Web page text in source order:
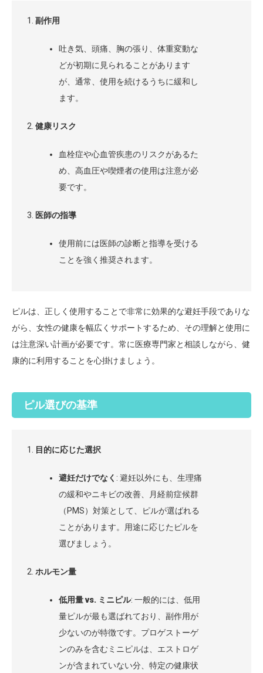
副作用
吐き気、頭痛、胸の張り、体重変動な
どが初期に見られることがあります
が、通常、使用を続けるうちに緩和し
ます。
健康リスク
血栓症や心血管疾患のリスクがあるた
め、高血圧や喫煙者の使用は注意が必
要です。
医師の指導
使用前には医師の診断と指導を受ける
ことを強く推奨されます。
ピルは、正しく使用することで非常に効果的な避妊手段でありな
がら、女性の健康を幅広くサポートするため、その理解と使用に
は注意深い計画が必要です。常に医療専門家と相談しながら、健
康的に利用することを心掛けましょう。
ピル選びの基準
目的に応じた選択
避妊だけでなく : 避妊以外にも、生理痛
の緩和やニキビの改善、月経前症候群
（PMS）対策として、ピルが選ばれる
ことがあります。用途に応じたピルを
選びましょう。
ホルモン量
低用量 vs. ミニピル: 一般的には、低用
量ピルが最も選ばれており、副作用が
少ないのが特徴です。プロゲストーゲ
ンのみを含むミニピルは、エストロゲ
ンが含まれていない分、特定の健康状